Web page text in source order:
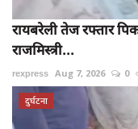
रायबरेली तेज रफ्तार
राजमिस्त्री...
rexpress Aug 7, 2026 0
दुर्घटना